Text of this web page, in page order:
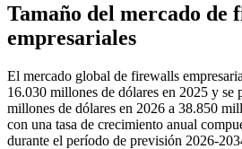
Tamaño del mercado de
empresariales
El mercado global de firewalls
16.030 millones de dólares en 2025 y se
millones de dólares en 2026 a 38.850
con una tasa de crecimiento anual
durante el período de previsión 2026-